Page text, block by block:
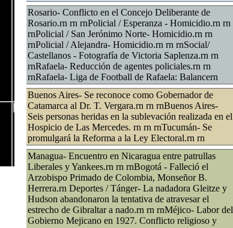
Rosario- Conflicto en el Concejo Deliberante de
Rosario.rn rn rnPolicial / Esperanza - Homicidio.rn rn
rnPolicial / San Jerónimo Norte- Homicidio.rn rn
rnPolicial / Alejandra- Homicidio.rn rn rnSocial/
Castellanos - Fotografía de Victoria Saplenza.rn rn
rnRafaela- Reducción de agentes policiales.rn rn
rnRafaela- Liga de Football de Rafaela: Balancern
Buenos Aires- Se reconoce como Gobernador de
Catamarca al Dr. T. Vergara.rn rn rnBuenos Aires-
Seis personas heridas en la sublevación realizada en el
Hospicio de Las Mercedes. rn rn rnTucumán- Se
promulgará la Reforma a la Ley Electoral.rn rn
Managua- Encuentro en Nicaragua entre patrullas
Liberales y Yankees.rn rn rnBogotá - Falleció el
Arzobispo Primado de Colombia, Monseñor B.
Herrera.rn Deportes / Tánger- La nadadora Gleitze y
Hudson abandonaron la tentativa de atravesar el
estrecho de Gibraltar a nado.rn rn rnMéjico- Labor del
Gobierno Mejicano en 1927. Conflicto religioso y